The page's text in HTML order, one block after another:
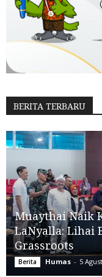
BERITA TERBARU
Muaythai Naik
LaNyalla: Lihai
Grassroots
Berita Humas - 5